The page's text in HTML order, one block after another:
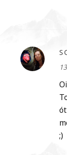
;)